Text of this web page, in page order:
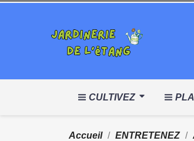
CULTIVEZ
Accueil ENTRETENEZ